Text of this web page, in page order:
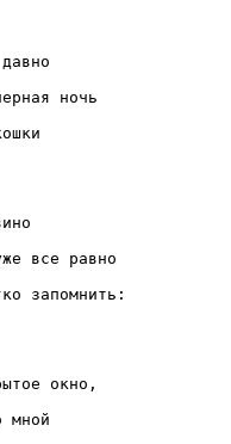
ночь
все равно
запомнить:
окно,
мной